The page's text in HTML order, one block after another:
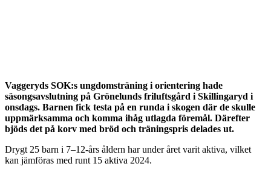
Vaggeryds SOK:s ungdomsträning i orientering hade
säsongsavslutning på Grönelunds friluftsgård i Skillingaryd i
onsdags. Barnen fick testa på en runda i skogen där de skulle
uppmärksamma och komma ihåg utlagda föremål. Därefter
bjöds det på korv med bröd och träningspris delades ut.
Drygt 25 barn i 7–12-års åldern har under året varit aktiva, vilket
kan jämföras med runt 15 aktiva 2024.